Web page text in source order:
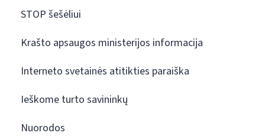
STOP šešėliui
Krašto apsaugos ministerijos informacija
Interneto svetainės atitikties paraiška
Ieškome turto savininkų
Nuorodos